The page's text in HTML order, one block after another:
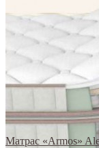
Матрас «Armos»